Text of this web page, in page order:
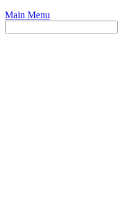
Main Menu